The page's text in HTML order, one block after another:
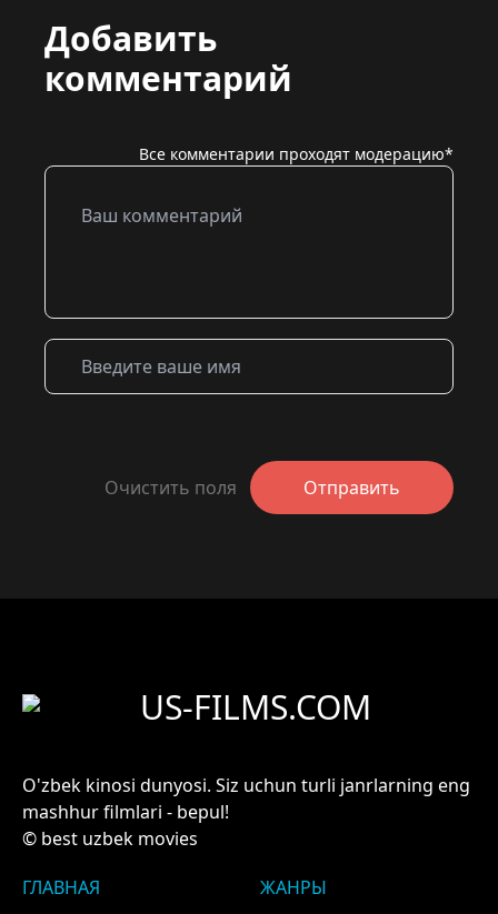
Добавить
комментарий
Все комментарии проходят модерацию*
Очистить поля Отправить
US-FILMS.COM
O'zbek kinosi dunyosi. Siz uchun turli janrlarning eng
mashhur filmlari - bepul!
© best uzbek movies
ГЛАВНАЯ
ЖАНРЫ